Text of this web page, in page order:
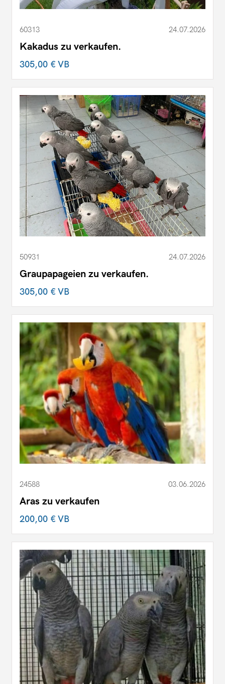
60313 24.07.2026
Kakadus zu verkaufen.
305,00 €VB
50931 24.07.2026
Graupapageien zu verkaufen.
305,00 €VB
24588 03.06.2026
Aras zu verkaufen
200,00 €VB